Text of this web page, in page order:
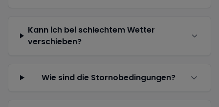
Kann ich bei schlechtem Wetter
verschieben?
Wie sind die Stornobedingungen?